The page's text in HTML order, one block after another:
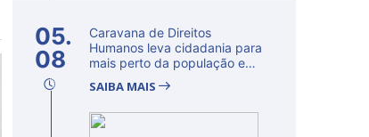
05.
08
Caravana de Direitos
Humanos leva cidadania para
mais perto da população e
SAIBA MAIS